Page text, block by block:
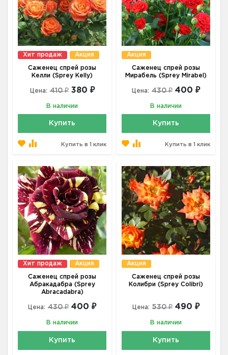
Хит продаж Акция
Саженец спрей розы
Келли (Sprey Kelly)
Цена: 410 ₽ 380 ₽
В наличии
Купить
Купить в 1 клик
Акция
Саженец спрей розы
Мирабель (Sprey Mirabel)
Цена: 430 ₽ 400 ₽
В наличии
Купить
Купить в 1 клик
Хит продаж Акция
Саженец спрей розы
Абракадабра (Sprey
Abracadabra)
Цена: 430 ₽ 400 ₽
В наличии
Купить
Акция
Саженец спрей розы
Колибри (Sprey Colibri)
Цена: 530 ₽ 490 ₽
В наличии
Купить